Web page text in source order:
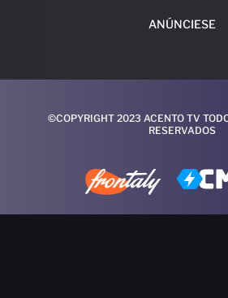
ANÚNCIESE
©COPYRIGHT 2023 ACENTO TV
RESERVADOS